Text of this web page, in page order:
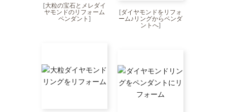
[大粒の宝石とメレダイ
ヤモンドのリフォーム
ペンダント ]
[ダイヤモンドをリフォ
ーム♪リングからペンダ
ントへ]